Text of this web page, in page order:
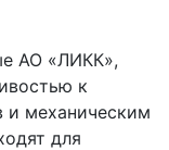
АО «ЛИКК»,
к
и механическим
для